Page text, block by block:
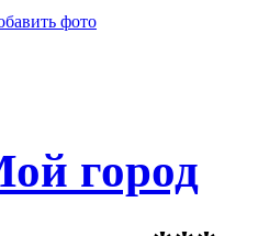
фото
город